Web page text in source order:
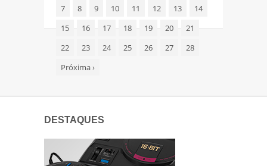
7
8 9 10 11 12 13
14
15
16 17 18 19 20
21
22
23 24 25 26 27
28
Próxima›
DESTAQUES